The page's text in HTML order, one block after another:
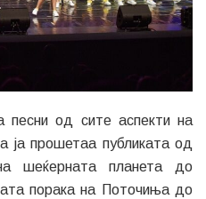
песни од сите аспекти на
ја прошетаа публиката од
шеќерната планета до
порака на Поточиња до